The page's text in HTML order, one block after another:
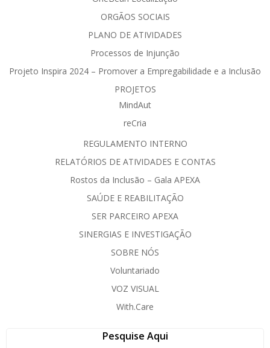
ORGÃOS SOCIAIS
PLANO DE ATIVIDADES
Processos de Injunção
Projeto Inspira 2024 – Promover a Empregabilidade e a Inclusão
PROJETOS
MindAut
reCria
REGULAMENTO INTERNO
RELATÓRIOS DE ATIVIDADES E CONTAS
Rostos da Inclusão – Gala APEXA
SAÚDE E REABILITAÇÃO
SER PARCEIRO APEXA
SINERGIAS E INVESTIGAÇÃO
SOBRE NÓS
Voluntariado
VOZ VISUAL
With.Care
Pesquise Aqui